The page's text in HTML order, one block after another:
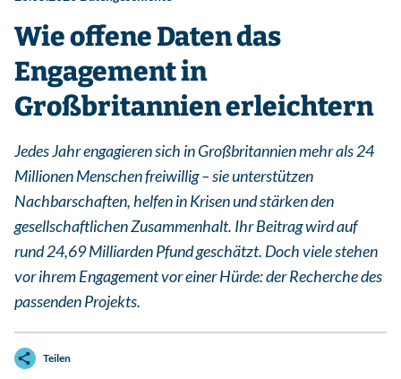
Wie offene Daten das
Engagement in
Großbritannien erleichtern
Jedes Jahr engagieren sich in Großbritannien mehr als 24
Millionen Menschen freiwillig – sie unterstützen
Nachbarschaften, helfen in Krisen und stärken den
gesellschaftlichen Zusammenhalt. Ihr Beitrag wird auf
rund 24,69 Milliarden Pfund geschätzt. Doch viele stehen
vor ihrem Engagement vor einer Hürde: der Recherche des
passenden Projekts.
Teilen